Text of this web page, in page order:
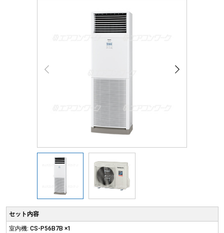
セット内容
室内機: CS-P56B7B ×1